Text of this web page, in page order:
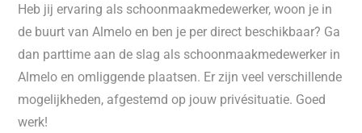
Heb jij ervaring als schoonmaakmedewerker, woon je in
de buurt van Almelo en ben je per direct beschikbaar? Ga
dan parttime aan de slag als schoonmaakmedewerker in
Almelo en omliggende plaatsen. Er zijn veel verschillende
mogelijkheden, afgestemd op jouw privésituatie. Goed
werk!